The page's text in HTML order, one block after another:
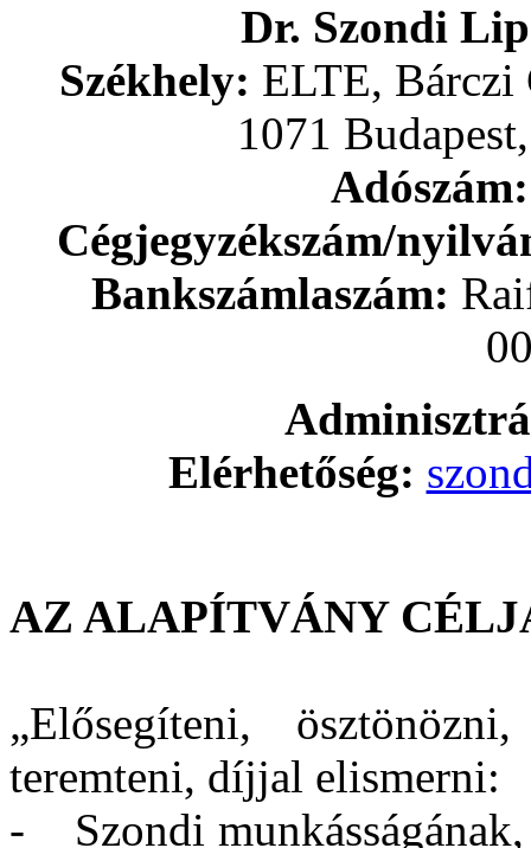
Dr. Szondi
Székhely: ELTE, Bárczi
1071
Adószám:
Cégjegyzékszám/
Bankszámlaszám:
Elérhetőség:
AZ ALAPÍTVÁNY
„Elősegíteni,
teremteni, díjjal elismerni:
- Szondi munkásságának,